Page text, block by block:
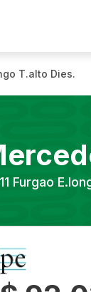
T.alto Dies.
Furgao